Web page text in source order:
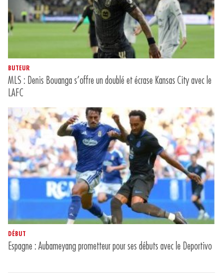
BUTEUR
MLS : Denis Bouanga s’offre un doublé et écrase Kansas City avec le
LAFC
DÉBUT
Espagne : Aubameyang prometteur pour ses débuts avec le Deportivo